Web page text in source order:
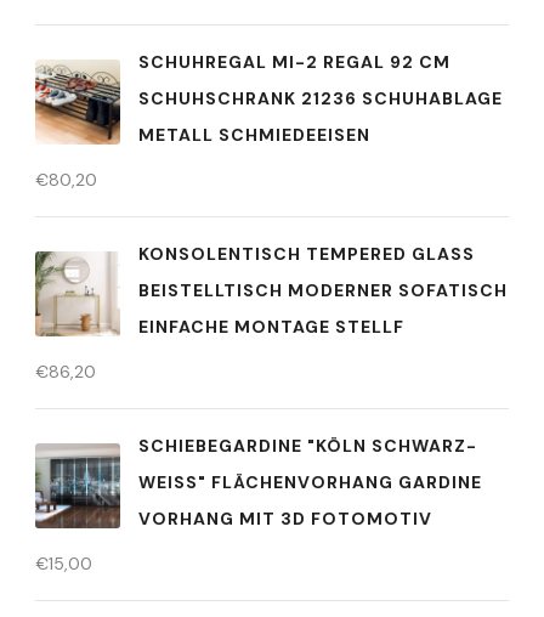
SCHUHREGAL MI-2 REGAL 92 CM
SCHUHSCHRANK 21236 SCHUHABLAGE
METALL SCHMIEDEEISEN
€80,20
KONSOLENTISCH TEMPERED GLASS
BEISTELLTISCH MODERNER SOFATISCH
EINFACHE MONTAGE STELLF
€86,20
SCHIEBEGARDINE "KÖLN SCHWARZ-
WEISS" FLÄCHENVORHANG GARDINE
VORHANG MIT 3D FOTOMOTIV
€15,00